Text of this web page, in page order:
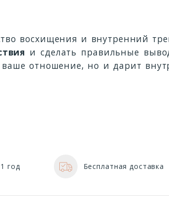
восхищения и внутренний
и сделать правильные
ваше отношение, но и дарит
год Бесплатная доставка